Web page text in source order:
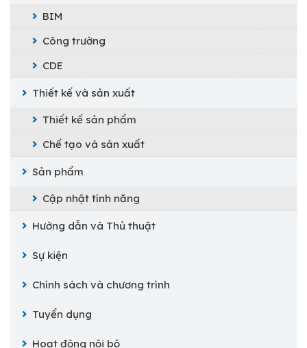
BIM
Công trường
CDE
Thiết kế và sản xuất
Thiết kế sản phẩm
Chế tạo và sản xuất
Sản phẩm
Cập nhật tính năng
Hướng dẫn và Thủ thuật
Sự kiện
Chính sách và chương trình
Tuyển dụng
Hoạt động nội bộ